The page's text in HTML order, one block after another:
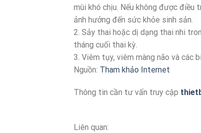
mùi khó chịu. Nếu không được điều
ảnh hưởng đến sức khỏe sinh sản.
2. Sảy thai hoặc dị dạng thai nhi
tháng cuối thai kỳ.
3. Viêm tụy, viêm màng não và các
Nguồn: Tham khảo Internet
Thông tin cần tư vấn truy cập
Liên quan: